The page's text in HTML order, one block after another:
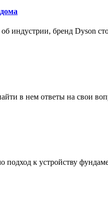
индустрии, бренд Dyson
в нем ответы на свои
подход к устройству